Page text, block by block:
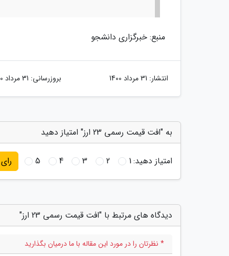
منبع: خبرگزاری دانشجو
انتشار: 31 مرداد 1400 بروزرسانی: 31 مرداد 1400
به "افت قیمت رسمی 23 ارز" امتیاز دهید
امتیاز دهید:1
2
3
4
5 رای
دیدگاه های مرتبط با "افت قیمت رسمی 23 ارز"
* نظرتان را در مورد این مقاله با ما درمیان بگذارید